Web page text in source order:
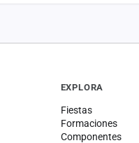
EXPLORA
Fiestas
Formaciones
Componentes